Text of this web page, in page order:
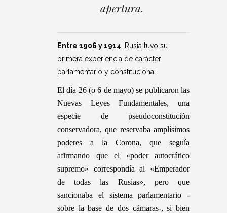
apertura.
Entre 1906 y 1914 , Rusia tuvo su
primera experiencia de carácter
parlamentario y constitucional.
El día 26 (o 6 de mayo) se publicaron las
Nuevas Leyes Fundamentales, una
especie de pseudoconstitución
conservadora, que reservaba amplísimos
poderes a la Corona, que seguía
afirmando que el «poder autocrático
supremo» correspondía al «Emperador
de todas las Rusias», pero que
sancionaba el sistema parlamentario -
sobre la base de dos cámaras-, si bien